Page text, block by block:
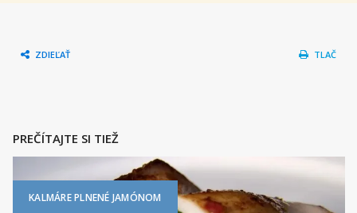
ZDIEĽAŤ TLAČ
PREČÍTAJTE SI TIEŽ
KALMÁRE PLNENÉ JAMÓNOM